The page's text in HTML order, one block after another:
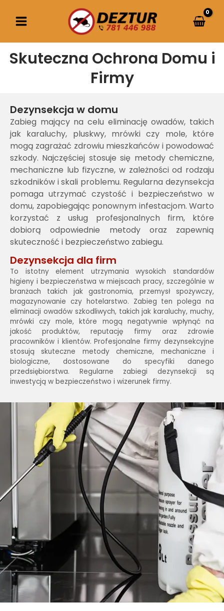
treści
Skuteczna Ochrona Domu i
Firmy
Dezynsekcja w domu
Zabieg mający na celu eliminację owadów, takich
jak karaluchy, pluskwy, mrówki czy mole, które
mogą zagrażać zdrowiu mieszkańców i powodować
szkody. Najczęściej stosuje się metody chemiczne,
mechaniczne lub fizyczne, w zależności od rodzaju
szkodników i skali problemu. Regularna dezynsekcja
pomaga utrzymać czystość i bezpieczeństwo w
domu, zapobiegając ponownym infestacjom. Warto
korzystać z usług profesjonalnych firm, które
dobiorą odpowiednie metody oraz zapewnią
skuteczność i bezpieczeństwo zabiegu.
Dezynsekcja dla firm
To istotny element utrzymania wysokich standardów
higieny i bezpieczeństwa w miejscach pracy, szczególnie w
branżach takich jak gastronomia, przemysł spożywczy,
magazynowanie czy hotelarstwo. Zabieg ten polega na
eliminacji owadów szkodliwych, takich jak karaluchy, muchy,
mrówki czy mole, które mogą negatywnie wpłynąć na
jakość produktów, reputację firmy oraz zdrowie
pracowników i klientów. Profesjonalne firmy dezynsekcyjne
stosują skuteczne metody chemiczne, mechaniczne i
biologiczne, dostosowane do specyfiki danego
przedsiębiorstwa. Regularne zabiegi dezynsekcji są
inwestycją w bezpieczeństwo i wizerunek firmy.